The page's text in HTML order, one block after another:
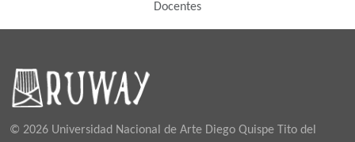
Docentes
© 2026 Universidad Nacional de Arte Diego Quispe Tito del